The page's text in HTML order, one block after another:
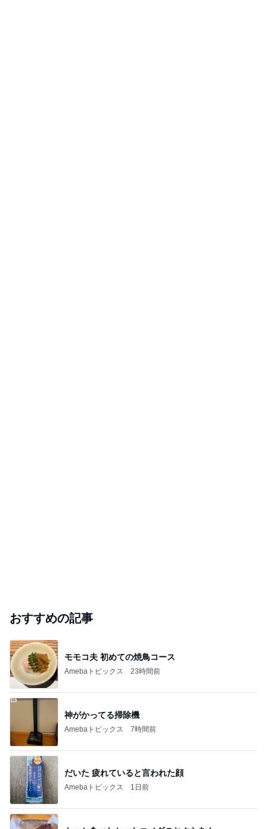
おすすめの記事
モモコ夫 初めての焼鳥コース
Amebaトピックス 23時間前
神がかってる掃除機
Amebaトピックス 7時間前
だいた 疲れていると言われた顔
Amebaトピックス 1日前